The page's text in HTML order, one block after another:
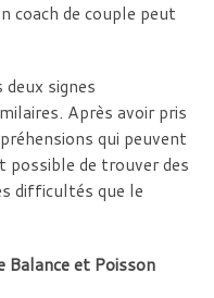
coach de couple peut
signes
Après avoir pris
qui peuvent
possible de trouver des
difficultés que le
et Poisson